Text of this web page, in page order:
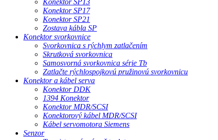
Konektor SP17
Konektor SP21
Zostava kábla SP
Konektor svorkovnice
Svorkovnica s rýchlym zatlačením
Skrutková svorkovnica
Samosvorná svorkovnica série Tb
Zatlačte rýchlospojkovú pružinovú svorkovnicu
Konektor a kábel serva
Konektor DDK
1394 Konektor
Konektor MDR/SCSI
Konektorový kábel MDR/SCSI
Kábel servomotora Siemens
Senzor